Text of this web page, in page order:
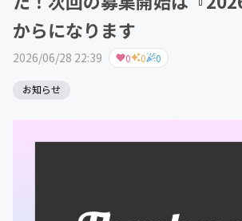
からになります
2026/06/28 22:39 0 0 0
お知らせ